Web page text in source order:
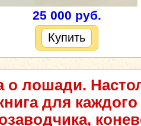
25 000 руб.
Купить
о лошади.
для каждого